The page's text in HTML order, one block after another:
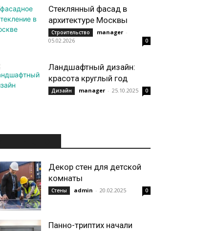
Стеклянный фасад в
архитектуре Москвы
Строительство manager -
05.02.2026
0
Ландшафтный дизайн:
красота круглый год
Дизайн manager - 25.10.2025 0
Декор стен для детской
комнаты
Стены admin - 20.02.2025 0
Панно-триптих начали